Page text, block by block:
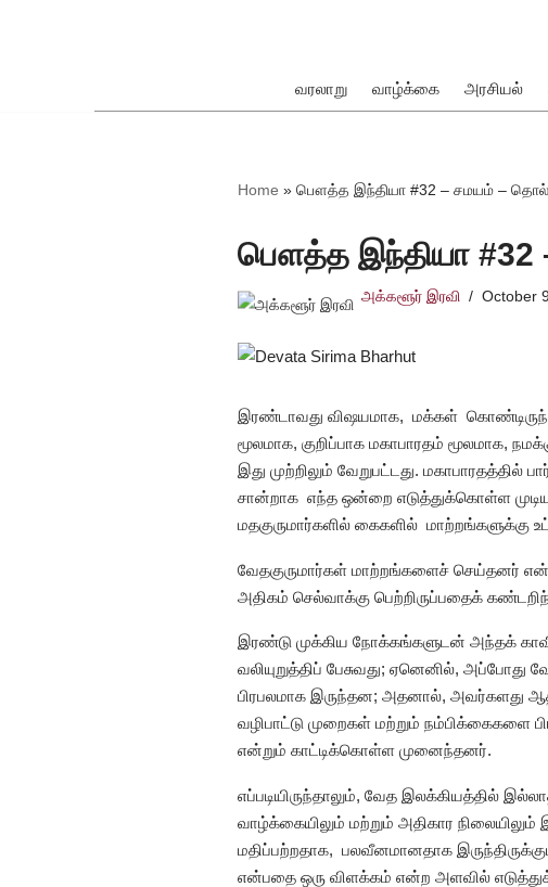
வரலாறு வாழ்க்கை அரசியல்
Home » பௌத்த இந்தியா #32 – சமயம் – தொல்
பௌத்த இந்தியா #32
அக்களூர் இரவி October
இரண்டாவது விஷயமாக, மக்கள்
மூலமாக, குறிப்பாக மகாபாரதம் மூலமாக,
இது முற்றிலும் வேறுபட்டது.
சான்றாக எந்த ஒன்றை எடுத்துக்கொள்ள
மதகுருமார்களில் கைகளில் மாற்றங்களுக்கு
வேதகுருமார்கள் மாற்றங்களைச் செய்தனர்
அதிகம் செல்வாக்கு பெற்றிருப்பதைக்
இரண்டு முக்கிய நோக்கங்களுடன் அந்தக்
வலியுறுத்திப் பேசுவது; ஏனெனில், அப்போது
பிரபலமாக இருந்தன; அதனால், அவர்களது
வழிபாட்டு முறைகள் மற்றும்
என்றும் காட்டிக்கொள்ள முனைந்தனர்.
எப்படியிருந்தாலும், வேத இலக்கியத்தில்
வாழ்க்கையிலும் மற்றும் அதிகார
மதிப்பற்றதாக, பலவீனமானதாக
என்பதை ஒரு விளக்கம் என்ற அளவில்